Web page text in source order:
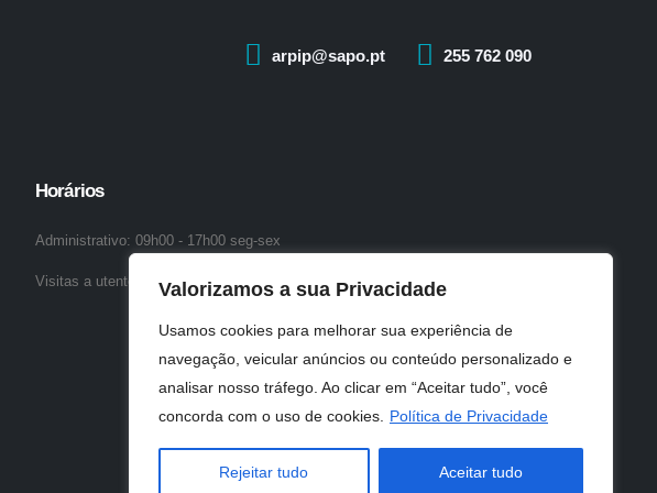
Valorizamos a sua Privacidade
Usamos cookies para melhorar sua experiência de
navegação, veicular anúncios ou conteúdo personalizado e
analisar nosso tráfego. Ao clicar em “Aceitar tudo”, você
concorda com o uso de cookies.
Política de Privacidade
Rejeitar tudo Aceitar tudo
arpip@sapo.pt 255 762 090
Horários
Administrativo: 09h00 - 17h00 seg-sex
Visitas a utentes 14h - 18h seg-sex